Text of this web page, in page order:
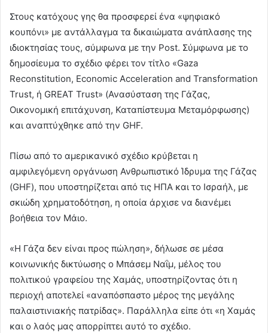
Στους κατόχους γης θα προσφερεί ένα «ψηφιακό
κουπόνι» με αντάλλαγμα τα δικαιώματα ανάπλασης της
ιδιοκτησίας τους, σύμφωνα με την Post. Σύμφωνα με το
δημοσίευμα το σχέδιο φέρει τον τίτλο «Gaza
Reconstitution, Economic Acceleration and Transformation
Trust, ή GREAT Trust» (Ανασύσταση της Γάζας,
Οικονομική επιτάχυνση, Καταπίστευμα Μεταμόρφωσης)
και αναπτύχθηκε από την GHF.
Πίσω από το αμερικανικό σχέδιο κρύβεται η
αμφιλεγόμενη οργάνωση Ανθρωπιστικό Ίδρυμα της Γάζας
(GHF), που υποστηρίζεται από τις ΗΠΑ και το Ισραήλ, με
σκιώδη χρηματοδότηση, η οποία άρχισε να διανέμει
βοήθεια τον Μάιο.
«Η Γάζα δεν είναι προς πώληση», δήλωσε σε μέσα
κοινωνικής δικτύωσης ο Μπάσεμ Ναΐμ, μέλος του
πολιτικού γραφείου της Χαμάς, υποστηρίζοντας ότι η
περιοχή αποτελεί «αναπόσπαστο μέρος της μεγάλης
παλαιστινιακής πατρίδας». Παράλληλα είπε ότι «η Χαμάς
και ο λαός μας απορρίπτει αυτό το σχέδιο.